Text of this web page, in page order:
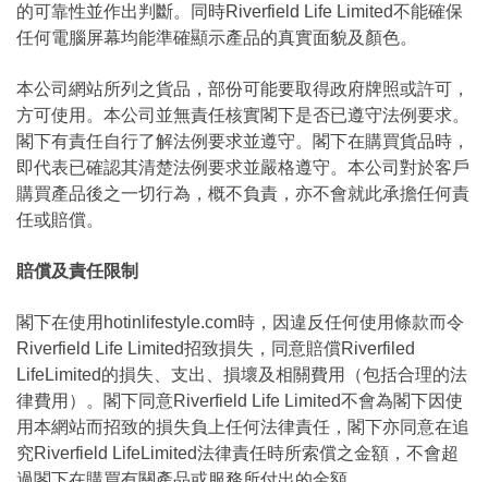
的可靠性並作出判斷。同時Riverfield Life Limited不能確保
任何電腦屏幕均能準確顯示產品的真實面貌及顏色。
本公司網站所列之貨品，部份可能要取得政府牌照或許可，
方可使用。本公司並無責任核實閣下是否已遵守法例要求。
閣下有責任自行了解法例要求並遵守。閣下在購買貨品時，
即代表已確認其清楚法例要求並嚴格遵守。本公司對於客戶
購買產品後之一切行為，概不負責，亦不會就此承擔任何責
任或賠償。
賠償及責任限制
閣下在使用hotinlifestyle.com時，因違反任何使用條款而令
Riverfield Life Limited招致損失，同意賠償Riverfiled
LifeLimited的損失、支出、損壞及相關費用（包括合理的法
律費用）。閣下同意Riverfield Life Limited不會為閣下因使
用本網站而招致的損失負上任何法律責任，閣下亦同意在追
究Riverfield LifeLimited法律責任時所索償之金額，不會超